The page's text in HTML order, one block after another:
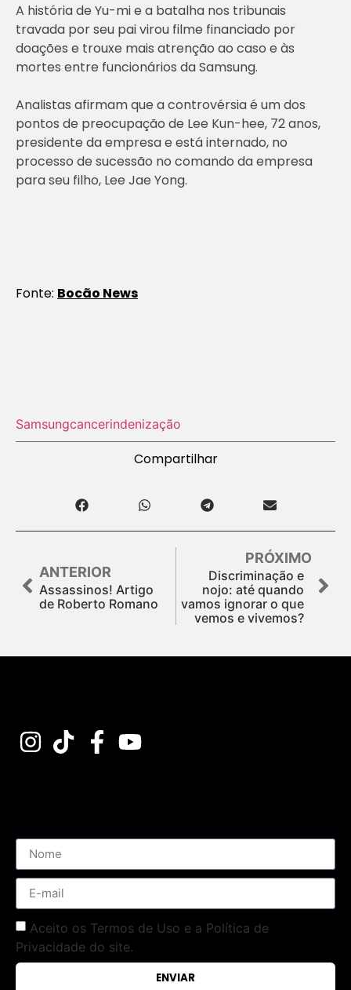
A história de Yu-mi e a batalha nos tribunais
travada por seu pai virou filme financiado por
doações e trouxe mais atrenção ao caso e às
mortes entre funcionários da Samsung.
Analistas afirmam que a controvérsia é um dos
pontos de preocupação de Lee Kun-hee, 72 anos,
presidente da empresa e está internado, no
processo de sucessão no comando da empresa
para seu filho, Lee Jae Yong.
Fonte: Bocão News
Samsungcancerindenização
Compartilhar
ANTERIOR
Assassinos! Artigo
de Roberto Romano
PRÓXIMO
Discriminação e
nojo: até quando
vamos ignorar o que
vemos e vivemos?
Aceito os Termos de Uso e a Política de
Privacidade do site.
ENVIAR